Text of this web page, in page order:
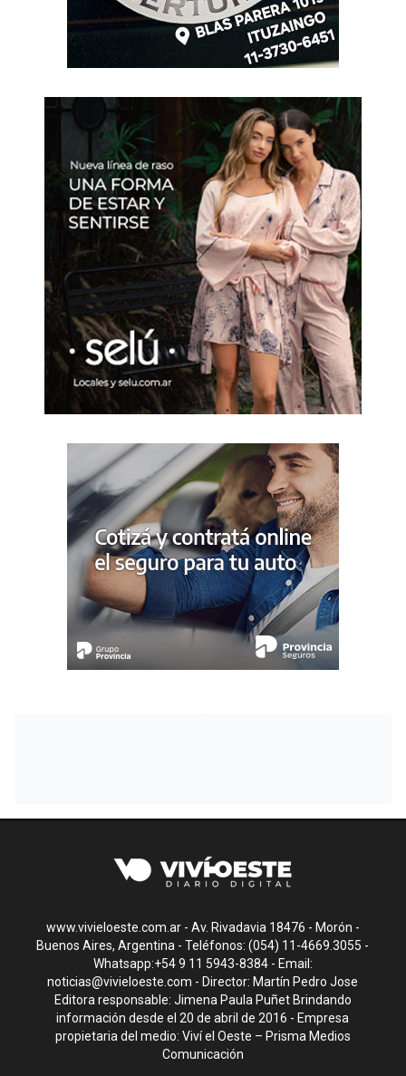
www.vivieloeste.com.ar - Av. Rivadavia 18476 - Morón -
Buenos Aires, Argentina - Teléfonos: (054) 11-4669.3055 -
Whatsapp:+54 9 11 5943-8384 - Email:
noticias@vivieloeste.com - Director: Martín Pedro Jose
Editora responsable: Jimena Paula Puñet Brindando
información desde el 20 de abril de 2016 - Empresa
propietaria del medio: Viví el Oeste – Prisma Medios
Comunicación